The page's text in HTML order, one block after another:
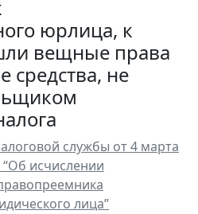
юрлица, к
вещные права
средства, не
службы от 4 марта
исчислении
лица”